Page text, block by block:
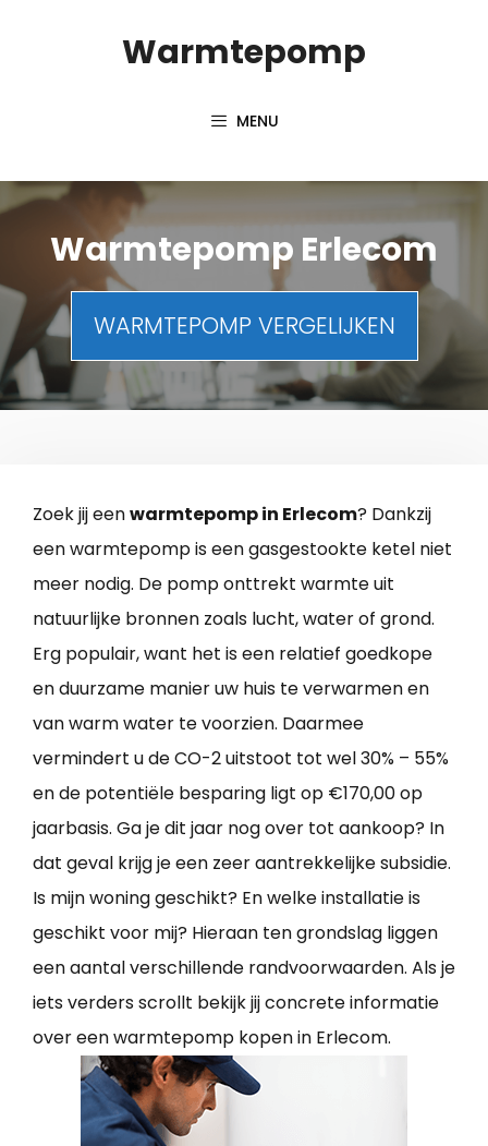
Warmtepomp
MENU
Warmtepomp Erlecom
WARMTEPOMP VERGELIJKEN
Zoek jij eenwarmtepomp in Erlecom? Dankzij
een warmtepomp is een gasgestookte ketel niet
meer nodig. De pomp onttrekt warmte uit
natuurlijke bronnen zoals lucht, water of grond.
Erg populair, want het is een relatief goedkope
en duurzame manier uw huis te verwarmen en
van warm water te voorzien. Daarmee
vermindert u de CO-2 uitstoot tot wel 30% – 55%
en de potentiële besparing ligt op €170,00 op
jaarbasis. Ga je dit jaar nog over tot aankoop? In
dat geval krijg je een zeer aantrekkelijke subsidie.
Is mijn woning geschikt? En welke installatie is
geschikt voor mij? Hieraan ten grondslag liggen
een aantal verschillende randvoorwaarden. Als je
iets verders scrollt bekijk jij concrete informatie
over een warmtepomp kopen in Erlecom.